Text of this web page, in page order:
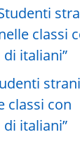
classi con
italiani”